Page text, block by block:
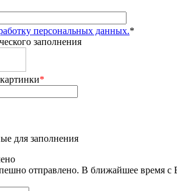
персональных данных.*
заполнения
*
для заполнения
отправлено. В ближайшее время с